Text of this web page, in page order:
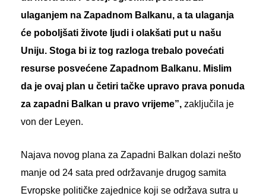
ulaganjem na Zapadnom Balkanu, a ta ulaganja
će poboljšati živote ljudi i olakšati put u našu
Uniju. Stoga bi iz tog razloga trebalo povećati
resurse posvećene Zapadnom Balkanu. Mislim
da je ovaj plan u četiri tačke upravo prava ponuda
za zapadni Balkan u pravo vrijeme”, zaključila je
von der Leyen.
Najava novog plana za Zapadni Balkan dolazi nešto
manje od 24 sata pred održavanje drugog samita
Evropske političke zajednice koji se održava sutra u